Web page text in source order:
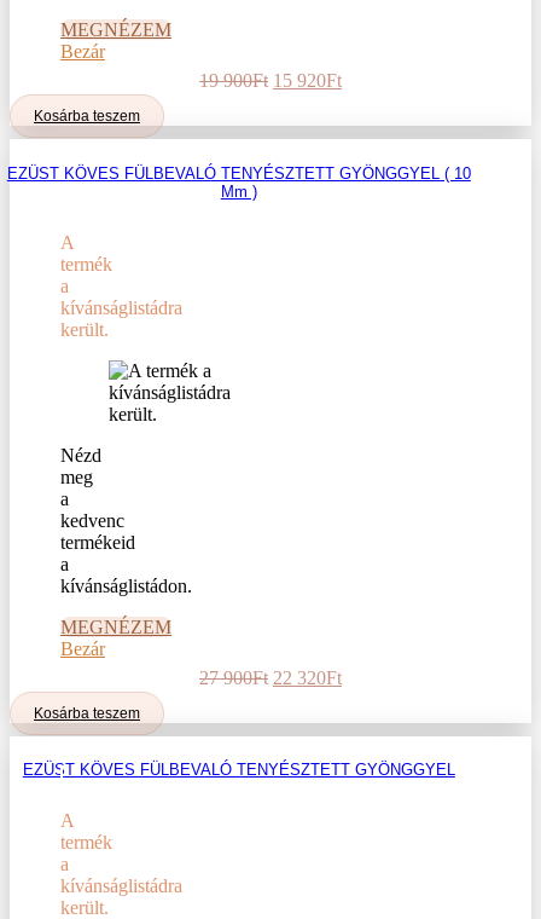
MEGNÉZEM
Bezár
19 900Ft Original
was:
19
900Ft.
15 920FtCurrent
is:
15
920Ft.
Kosárba teszem
EZÜST KÖVES FÜLBEVALÓ TENYÉSZTETT GYÖNGGYEL ( 10
Mm )
A
termék
a
kívánságlistádra
került.
Nézd
meg
a
kedvenc
termékeid
a
kívánságlistádon.
MEGNÉZEM
Bezár
27 900Ft Original
was:
27
900Ft.
22 320FtCurrent
is:
22
320Ft.
Kosárba teszem
EZÜST KÖVES FÜLBEVALÓ TENYÉSZTETT GYÖNGGYEL
A
termék
a
kívánságlistádra
került.